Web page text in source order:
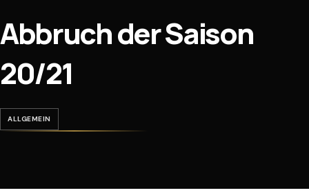
Abbruch der Saison
20/21
ALLGEMEIN